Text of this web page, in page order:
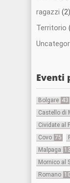
ragazzi (2)
Territorio
Eventi
Bolgare 43
Castello di
Cividate al
Covo 75
Malpaga
Mornico al
Romano